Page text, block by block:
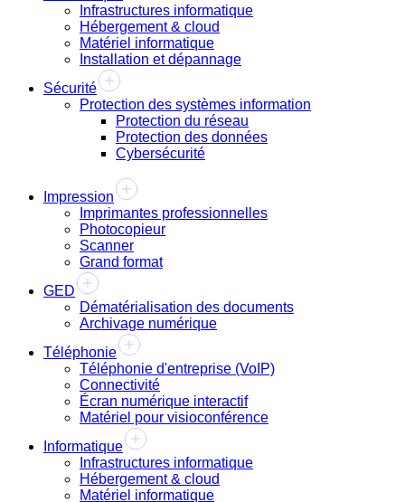
Infrastructures informatique
Hébergement & cloud
Matériel informatique
Installation et dépannage
Sécurité
Protection des systèmes information
Protection du réseau
Protection des données
Cybersécurité
Impression
Imprimantes professionnelles
Photocopieur
Scanner
Grand format
GED
Dématérialisation des documents
Archivage numérique
Téléphonie
Téléphonie d'entreprise (VoIP)
Connectivité
Écran numérique interactif
Matériel pour visioconférence
Informatique
Infrastructures informatique
Hébergement & cloud
Matériel informatique